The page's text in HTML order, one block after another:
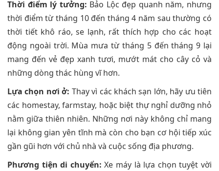
Thời điểm lý tưởng: Bảo Lộc đẹp quanh năm, nhưng
thời điểm từ tháng 10 đến tháng 4 năm sau thường có
thời tiết khô ráo, se lạnh, rất thích hợp cho các hoạt
động ngoài trời. Mùa mưa từ tháng 5 đến tháng 9 lại
mang đến vẻ đẹp xanh tươi, mướt mát cho cây cỏ và
những dòng thác hùng vĩ hơn.
Lựa chọn nơi ở: Thay vì các khách sạn lớn, hãy ưu tiên
các homestay, farmstay, hoặc biệt thự nghỉ dưỡng nhỏ
nằm giữa thiên nhiên. Những nơi này không chỉ mang
lại không gian yên tĩnh mà còn cho bạn cơ hội tiếp xúc
gần gũi hơn với chủ nhà và cuộc sống địa phương.
Phương tiện di chuyển: Xe máy là lựa chọn tuyệt vời